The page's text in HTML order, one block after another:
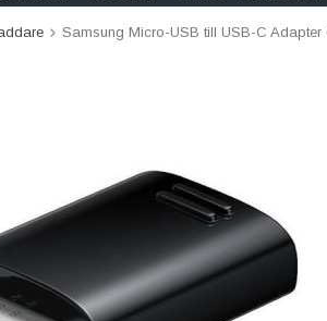
Samsung Micro-USB till USB-C Adapter